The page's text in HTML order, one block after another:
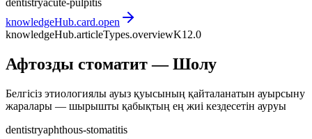
dentistryacute-pulpitis
knowledgeHub.card.open
knowledgeHub.articleTypes.overviewK12.0
Афтозды стоматит — Шолу
Белгісіз этиологиялы ауыз қуысының қайталанатын ауырсыну
жаралары — шырышты қабықтың ең жиі кездесетін ауруы
dentistryaphthous-stomatitis